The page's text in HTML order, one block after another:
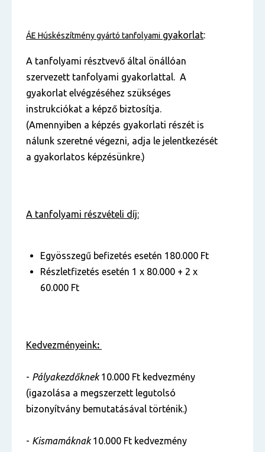
ÁE Húskészítmény gyártó tanfolyami gyakorlat:
A tanfolyami résztvevő által önállóan
szervezett tanfolyami gyakorlattal. A
gyakorlat elvégzéséhez szükséges
instrukciókat a képző biztosítja.
(Amennyiben a képzés gyakorlati részét is
nálunk szeretné végezni, adja le jelentkezését
a gyakorlatos képzésünkre.)
A tanfolyami részvételi díj:
Egyösszegű befizetés esetén 180.000 Ft
Részletfizetés esetén 1 x 80.000 + 2 x
60.000 Ft
Kedvezményeink:
- Pályakezdőknek10.000 Ft kedvezmény
(igazolása a megszerzett legutolsó
bizonyítvány bemutatásával történik.)
- Kismamáknak10.000 Ft kedvezmény